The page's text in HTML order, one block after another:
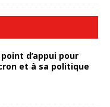
d’appui pour
et à sa politique